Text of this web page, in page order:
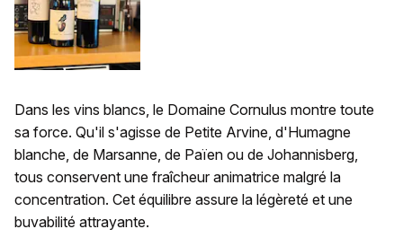
Dans les vins blancs, le Domaine Cornulus montre toute
sa force. Qu'il s'agisse de Petite Arvine, d'Humagne
blanche, de Marsanne, de Païen ou de Johannisberg,
tous conservent une fraîcheur animatrice malgré la
concentration. Cet équilibre assure la légèreté et une
buvabilité attrayante.